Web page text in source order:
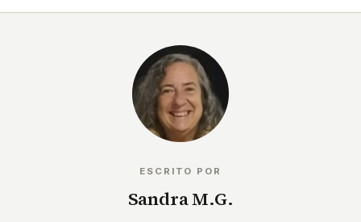
ESCRITO POR
Sandra M.G.